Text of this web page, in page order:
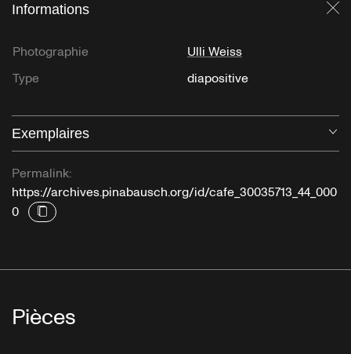
Informations
Photographie
Ulli Weiss
Type
diapositive
Exemplaires
Permalink:
https://archives.pinabausch.org/id/cafe_30035713_44_000
0
Pièces